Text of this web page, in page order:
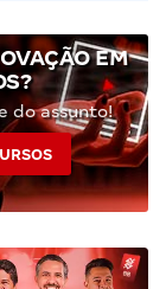
EM
do assunto!